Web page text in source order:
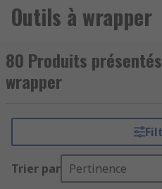
Outils à wrapper
80 Produits
wrapper
Trier par Pertinence